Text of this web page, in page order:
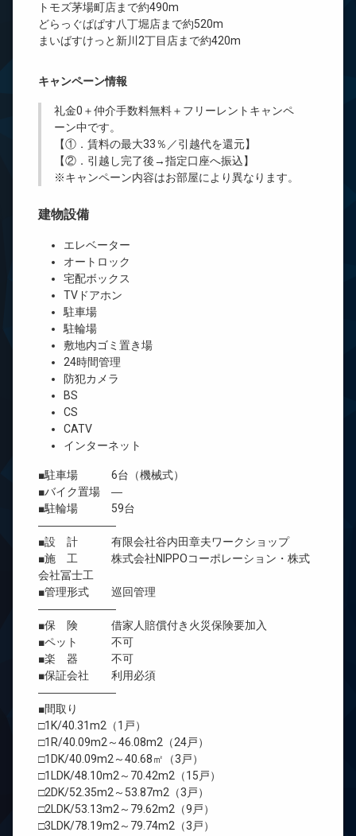
トモズ茅場町店まで約490m
どらっぐぱぱす八丁堀店まで約520m
まいばすけっと新川2丁目店まで約420m
キャンペーン情報
礼金0 ＋仲介手数料無料＋ フリーレント キャンペ
ーン中です。
【①．賃料の最大33％／引越代を還元】
【②．引越し完了後→指定口座へ振込】
※キャンペーン内容はお部屋により異なります。
建物設備
エレベーター
オートロック
宅配ボックス
TVドアホン
駐車場
駐輪場
敷地内ゴミ置き場
24時間管理
防犯カメラ
BS
CS
CATV
インターネット
■駐車場 6台（機械式）
■バイク置場 ―
■駐輪場 59台
―――――――
■設 計 有限会社谷内田章夫ワークショップ
■施 工 株式会社NIPPOコーポレーション・株式
会社冨士工
■管理形式 巡回管理
―――――――
■保 険 借家人賠償付き火災保険要加入
■ペット 不可
■楽 器 不可
■保証会社 利用必須
―――――――
■間取り
□1K/40.31m2（1戸）
□1R/40.09m2～46.08m2（24戸）
□1DK/40.09m2～40.68㎡（3戸）
□1LDK/48.10m2～70.42m2（15戸）
□2DK/52.35m2～53.87m2（3戸）
□2LDK/53.13m2～79.62m2（9戸）
□3LDK/78.19m2～79.74m2（3戸）